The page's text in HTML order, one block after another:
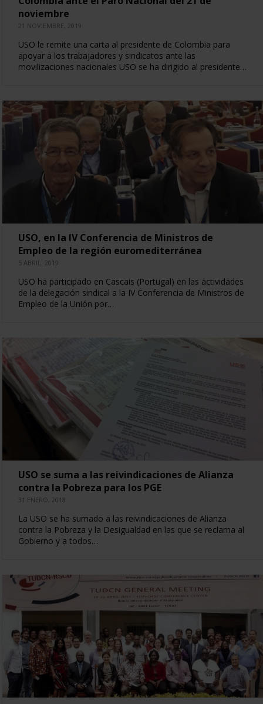
noviembre
21 NOVIEMBRE, 2019
USO le remite una carta al presidente de Colombia para
apoyar a los trabajadores y sindicatos ante las
movilizaciones nacionales USO se ha dirigido al presidente…
USO, en la IV Conferencia de Ministros de
Empleo de la región euromediterránea
5 ABRIL, 2019
USO ha participado en Cascais (Portugal) en las actividades
de la delegación sindical a la IV Conferencia de Ministros de
Empleo de la Unión por…
USO se suma a las reivindicaciones de Alianza
contra la Pobreza para los PGE
31 ENERO, 2018
La USO se ha sumado a las reivindicaciones de Alianza
contra la Pobreza y la Desigualdad en las que se reclama al
Gobierno y a todos…